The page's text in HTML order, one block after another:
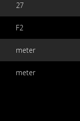
27
F2
meter
meter